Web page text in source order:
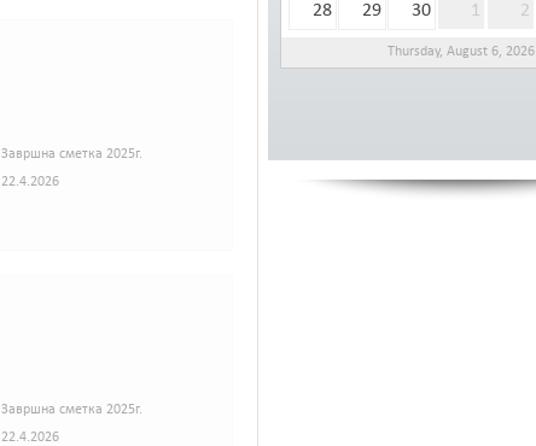
Завршна сметка 2025г.
22.4.2026
Завршна сметка 2025г.
22.4.2026
28 29 30 1 2
Thursday, August 6, 2026